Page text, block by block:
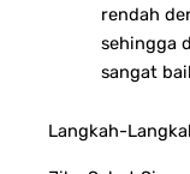
rendah
sehingga
sangat
Langkah-